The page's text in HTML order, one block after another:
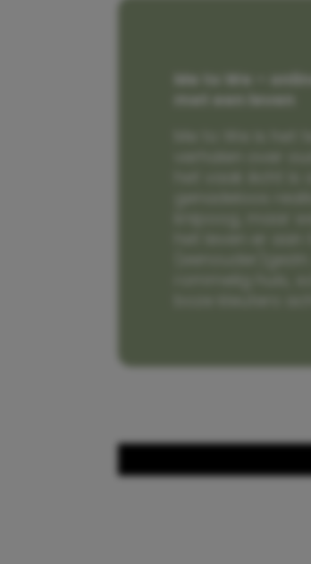
Me to We –
met een leven